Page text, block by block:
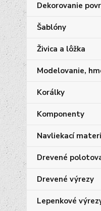
Dekorovanie
Šablóny
Živica a lôžka
Modelovanie,
Korálky
Komponenty
Navliekací
Drevené
Drevené výrezy
Lepenkové